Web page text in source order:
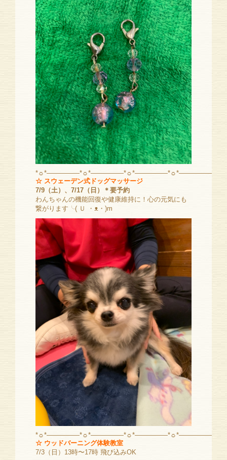
*☼*―――――*☼*―――――*☼*―――――*☼*―――――
☆ スウェーデン式ドッグマッサージ
7/9（土）、7/17（日）＊要予約
わんちゃんの機能回復や健康維持に！心の元気にも
繋がります╰( Ｕ ・ᴥ・)m
*☼*―――――*☼*―――――*☼*―――――*☼*―――――
☆ ウッドバーニング体験教室
7/3（日）13時〜17時 飛び込みOK